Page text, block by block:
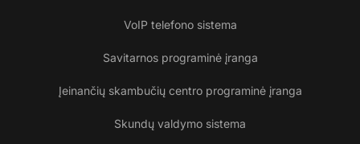
VoIP telefono sistema
Savitarnos programinė įranga
Įeinančių skambučių centro programinė įranga
Skundų valdymo sistema